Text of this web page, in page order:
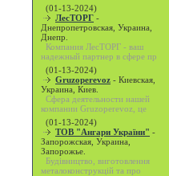
(01-13-2024)
ЛесТОРГ -
Днепропетровская, Украина,
Днепр.
Компания ЛесТОРГ - ваш
надежный партнер в сфере пр
(01-13-2024)
Gruzoperevoz - Киевская,
Украина, Киев.
Сфера деятельности нашей
компании Gruzoperevoz, це
(01-13-2024)
ТОВ "Ангари України" -
Запорожская, Украина,
Запорожье.
Будівництво, виготовлення
металоконструкцій та про